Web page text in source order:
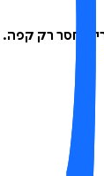
חסר רק קפה.